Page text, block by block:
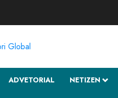
ADVETORIAL NETIZEN